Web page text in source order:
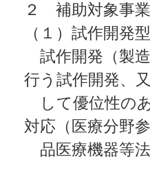
２ 補助対象事業
（１）試作開発
試作開発（製
行う試作開発、
して優位性の
対応（医療分野
品医療機器等